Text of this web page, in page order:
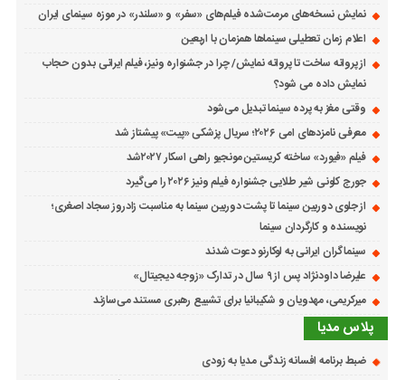
نمایش نسخه‌های مرمت‌شده فیلم‌های «سفر» و «سلندر» در موزه سینمای ایران
اعلام زمان تعطیلی سینماها همزمان با اربعین
از پروانه ساخت تا پروانه نمایش/ چرا در جشنواره ونیز، فیلم ایرانی بدون حجاب
نمایش داده می شود؟
وقتی مغز به پرده سینما تبدیل می‌شود
معرفی نامزدهای امی ۲۰۲۶؛ سریال پزشکی «پیت» پیشتاز شد
فیلم «فیورد» ساخته کریستین مونجیو راهی اسکار ۲۰۲۷شد
جورج کلونی شیر طلایی جشنواره فیلم ونیز ۲۰۲۶ را می‌گیرد
از جلوی دوربین سینما تا پشت دوربین سینما به مناسبت زادروز سجاد اصغری؛
نویسنده و کارگردان سینما
سینماگران ایرانی به لوکارنو دعوت شدند
علیرضا داودنژاد پس از ۹ سال در تدارک «زوجه دیجیتال»
میرکریمی، مهدویان و شکیبانیا برای تشییع رهبری مستند می‌سازند
پلاس مدیا
ضبط برنامه افسانه زندگی مدیا به زودی